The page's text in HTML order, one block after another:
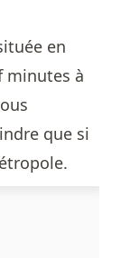
en
minutes à
que si